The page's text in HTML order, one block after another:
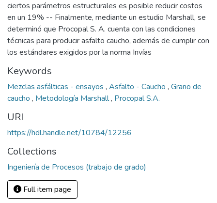
ciertos parámetros estructurales es posible reducir costos
en un 19% -- Finalmente, mediante un estudio Marshall, se
determinó que Procopal S. A. cuenta con las condiciones
técnicas para producir asfalto caucho, además de cumplir con
los estándares exigidos por la norma Invías
Keywords
Mezclas asfálticas - ensayos , Asfalto - Caucho , Grano de
caucho , Metodología Marshall, Procopal S.A.
URI
https://hdl.handle.net/10784/12256
Collections
Ingeniería de Procesos (trabajo de grado)
Full item page